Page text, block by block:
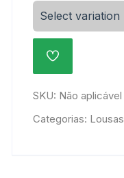
Slim
Moldura
quantidade
Select variation
ADICIONAR
DE
DESEJOS
SKU: Não aplicável
Categorias: Lousas